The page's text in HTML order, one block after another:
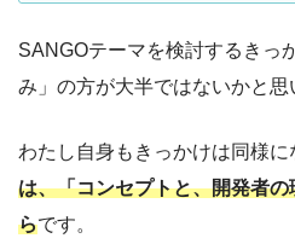
SANGOテーマを検討するきっ
み」の方が大半ではないかと思
わたし自身もきっかけは同様に
は、「コンセプトと、開発者
らです。